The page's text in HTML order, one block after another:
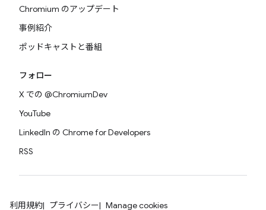
Chromium のアップデート
事例紹介
ポッドキャストと番組
フォロー
X での @ChromiumDev
YouTube
LinkedIn の Chrome for Developers
RSS
利用規約 プライバシー Manage cookies